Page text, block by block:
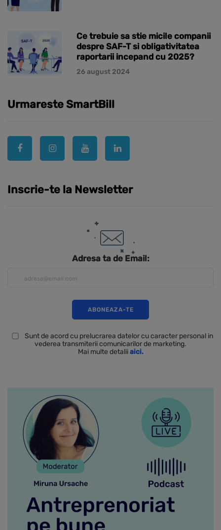
Ce trebuie sa stie micile companii
despre SAF-T si obligativitatea
raportarii incepand cu 2025?
26 august 2024
Urmareste SmartBill
Inscrie-te la Newsletter
Adresa ta de Email:
Sunt de acord cu prelucrarea datelor cu caracter personal in
vederea transmiterii comunicarilor de marketing.
Mai multe detaliiaici.